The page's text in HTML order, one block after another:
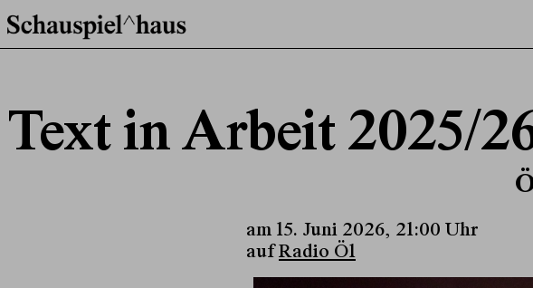
Text in Arbeit 2025/
am 15. Juni 2026, 21:00 Uhr
aufRadio Ö1